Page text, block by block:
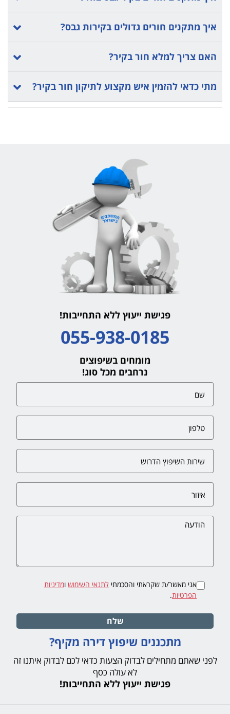
איך מתקנים חורים גדולים בקירות גבס?
האם צריך למלא חור בקיר?
מתי כדאי להזמין איש מקצוע לתיקון חור בקיר?
פגישת ייעוץ ללא התחייבות!
055-938-0185
מומחים בשיפוצים
נרחבים מכל סוג!
אני מאשר/ת שקראתי והסכמתי לתנאי השימוש ומדיניות
הפרטיות.
שלח
מתכננים שיפוץ דירה מקיף?
לפני שאתם מתחילים לבדוק הצעות כדאי לכם לבדוק איתנו זה
לא עולה כסף
פגישת ייעוץ ללא התחייבות!